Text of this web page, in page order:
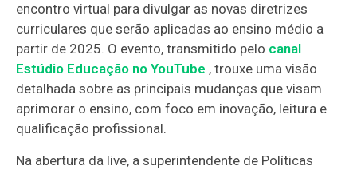
encontro virtual para divulgar as novas diretrizes
curriculares que serão aplicadas ao ensino médio a
partir de 2025. O evento, transmitido pelo canal
Estúdio Educação no YouTube , trouxe uma visão
detalhada sobre as principais mudanças que visam
aprimorar o ensino, com foco em inovação, leitura e
qualificação profissional.
Na abertura da live, a superintendente de Políticas